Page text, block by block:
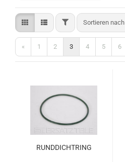
Sortieren nach
« 1 2 3 4 5 6
RUND­DICHT­RING